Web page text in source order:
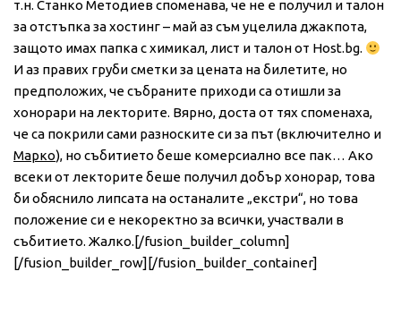
т.н. Станко Методиев споменава, че не е получил и талон
за отстъпка за хостинг – май аз съм уцелила джакпота,
защото имах папка с химикал, лист и талон от Host.bg.
И аз правих груби сметки за цената на билетите, но
предположих, че събраните приходи са отишли за
хонорари на лекторите. Вярно, доста от тях споменаха,
че са покрили сами разноските си за път (включително и
Марко), но събитието беше комерсиално все пак… Ако
всеки от лекторите беше получил добър хонорар, това
би обяснило липсата на останалите „екстри“, но това
положение си е некоректно за всички, участвали в
събитието. Жалко.[/fusion_builder_column]
[/fusion_builder_row][/fusion_builder_container]